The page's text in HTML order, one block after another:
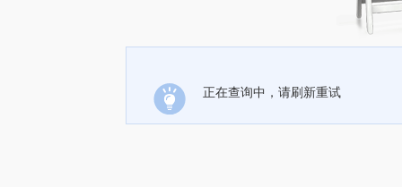
正在查询中，请刷新重试